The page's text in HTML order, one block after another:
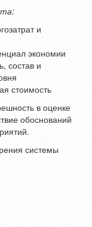
и
экономии
состав и
стоимость
в оценке
обоснований
системы